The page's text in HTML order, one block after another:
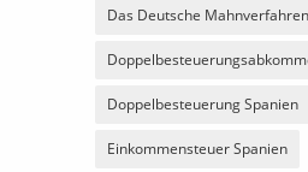
Das Deutsche Mahnverfahren
Doppelbesteuerung Spanien
Einkommensteuer Spanien